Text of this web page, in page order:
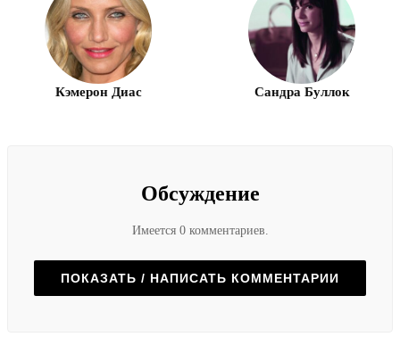
Кэмерон Диас Сандра Буллок
Обсуждение
Имеется 0 комментариев.
ПОКАЗАТЬ / НАПИСАТЬ КОММЕНТАРИИ